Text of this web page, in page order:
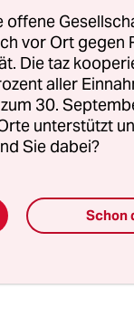
vor Ort gegen
Die taz
aller
30.
unterstützt
Sie dabei?
Schon